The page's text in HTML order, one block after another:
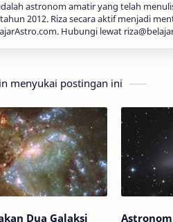
astronom amatir yang telah
2012. Riza secara aktif menjadi
Hubungi lewat
menyukai postingan ini
Dua Galaksi